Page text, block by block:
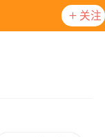
关注